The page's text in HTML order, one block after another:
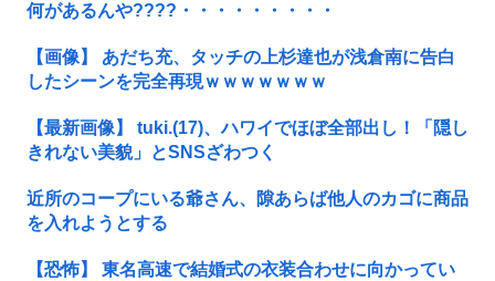
何があるんや????・・・・・・・・・
【画像】 あだち充、タッチの上杉達也が浅倉南に告白
したシーンを完全再現ｗｗｗｗｗｗｗ
【最新画像】 tuki.(17)、ハワイでほぼ全部出し！「隠し
きれない美貌」とSNSざわつく
近所のコープにいる爺さん、隙あらば他人のカゴに商品
を入れようとする
【恐怖】 東名高速で結婚式の衣装合わせに向かってい